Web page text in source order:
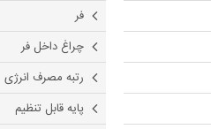
فر
چراغ داخل فر
رتبه مصرف انرژی
پایه قابل تنظیم